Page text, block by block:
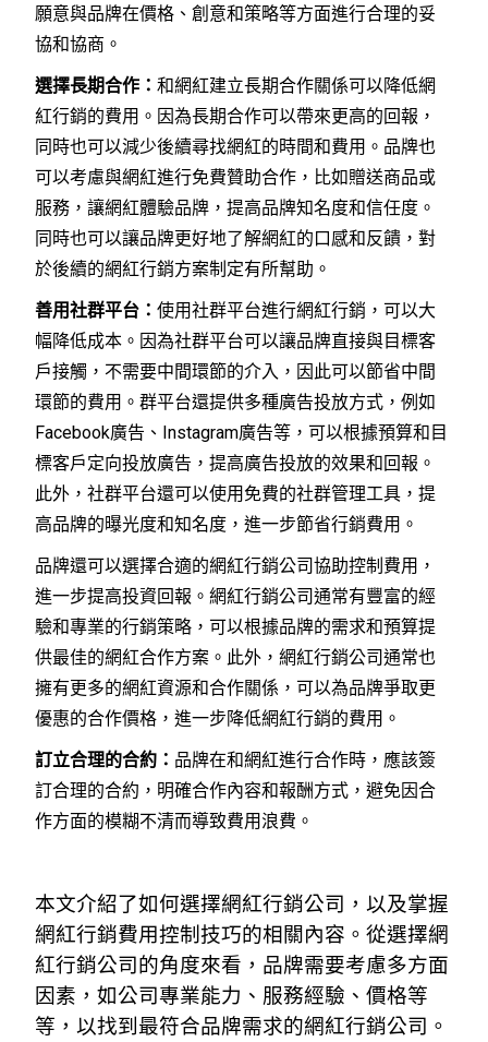
願意與品牌在價格、創意和策略等方面進行合理的妥
協和協商。
選擇長期合作：和網紅建立長期合作關係可以降低網
紅行銷的費用。因為長期合作可以帶來更高的回報，
同時也可以減少後續尋找網紅的時間和費用。品牌也
可以考慮與網紅進行免費贊助合作，比如贈送商品或
服務，讓網紅體驗品牌，提高品牌知名度和信任度。
同時也可以讓品牌更好地了解網紅的口感和反饋，對
於後續的網紅行銷方案制定有所幫助。
善用社群平台：使用社群平台進行網紅行銷，可以大
幅降低成本。因為社群平台可以讓品牌直接與目標客
戶接觸，不需要中間環節的介入，因此可以節省中間
環節的費用。群平台還提供多種廣告投放方式，例如
Facebook廣告、Instagram廣告等，可以根據預算和目
標客戶定向投放廣告，提高廣告投放的效果和回報。
此外，社群平台還可以使用免費的社群管理工具，提
高品牌的曝光度和知名度，進一步節省行銷費用。
品牌還可以選擇合適的網紅行銷公司協助控制費用，
進一步提高投資回報。網紅行銷公司通常有豐富的經
驗和專業的行銷策略，可以根據品牌的需求和預算提
供最佳的網紅合作方案。此外，網紅行銷公司通常也
擁有更多的網紅資源和合作關係，可以為品牌爭取更
優惠的合作價格，進一步降低網紅行銷的費用。
訂立合理的合約： 品牌在和網紅進行合作時，應該簽
訂合理的合約，明確合作內容和報酬方式，避免因合
作方面的模糊不清而導致費用浪費。
本文介紹了如何選擇網紅行銷公司，以及掌握
網紅行銷費用控制技巧的相關內容。從選擇網
紅行銷公司的角度來看，品牌需要考慮多方面
因素，如公司專業能力、服務經驗、價格等
等，以找到最符合品牌需求的網紅行銷公司。